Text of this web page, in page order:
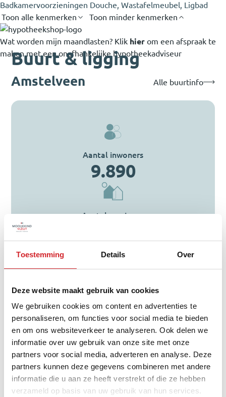
Toestemming Details Over
Deze website maakt gebruik van cookies
We gebruiken cookies om content en advertenties te
personaliseren, om functies voor social media te bieden
en om ons websiteverkeer te analyseren. Ook delen we
informatie over uw gebruik van onze site met onze
partners voor social media, adverteren en analyse. Deze
partners kunnen deze gegevens combineren met andere
informatie die u aan ze heeft verstrekt of die ze hebben
verzameld op basis van uw gebruik van hun services.
Badkamervoorzieningen Douche, Wastafelmeubel, Ligbad
Toon alle kenmerken
Toon minder kenmerken
Wat worden mijn maandlasten? Klik hier om een afspraak te
maken met een onafhankelijke hypotheekadviseur
Buurt & ligging
Amstelveen Alle buurtinfo
Aantal inwoners
9.890
Aantal woningen
529.250
Samenstelling huishoudens